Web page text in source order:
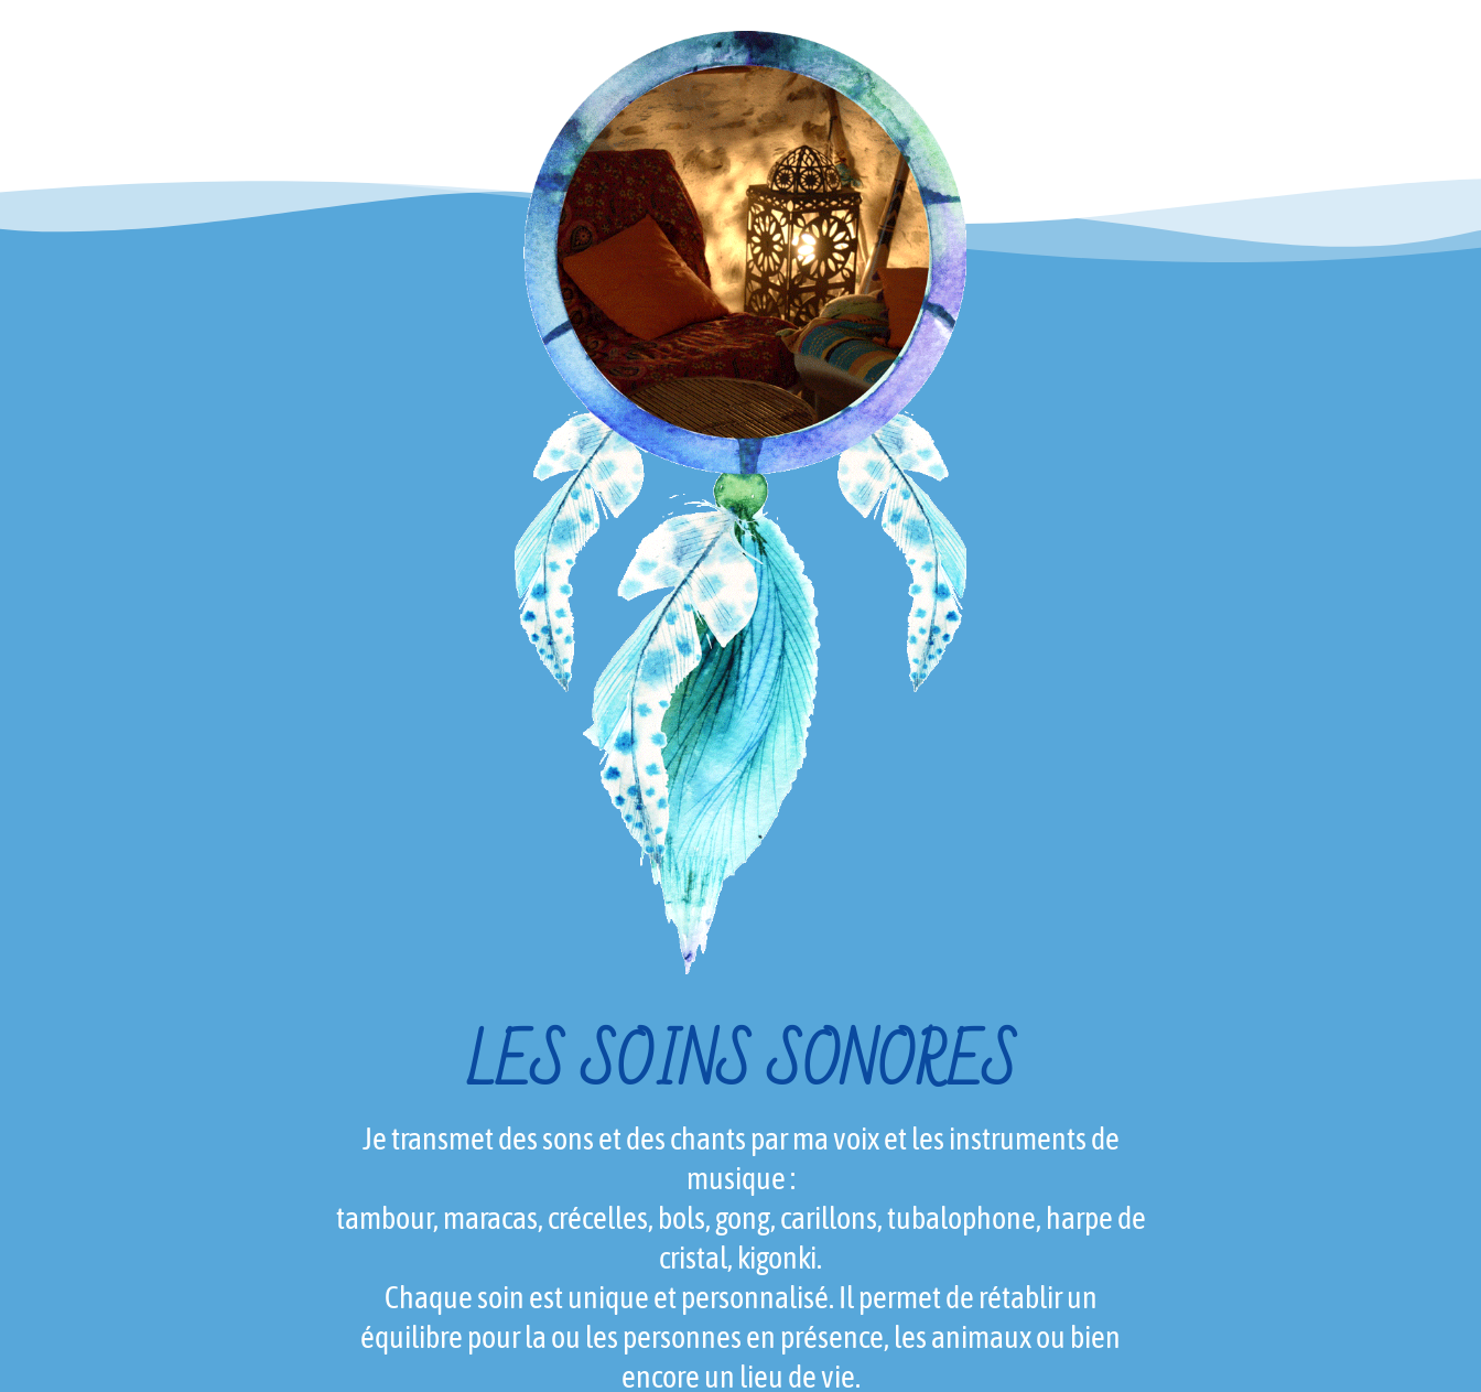
LES SOINS SONORES
Je transmet des sons et des chants par ma voix et les instruments de
musique :
tambour, maracas, crécelles, bols, gong, carillons, tubalophone, harpe de
cristal, kigonki.
Chaque soin est unique et personnalisé. Il permet de rétablir un
équilibre pour la ou les personnes en présence, les animaux ou bien
encore un lieu de vie.